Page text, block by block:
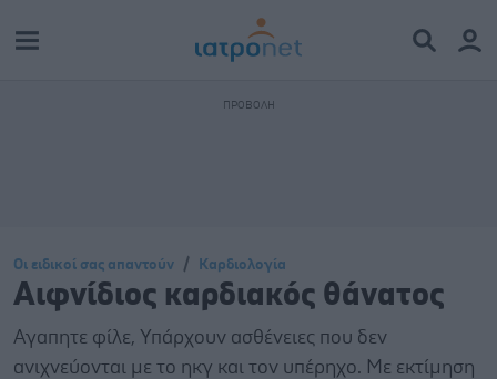
Οι ειδικοί σας απαντούν Καρδιολογία
Αιφνίδιος καρδιακός θάνατος
Αγαπητε φίλε, Υπάρχουν ασθένειες που δεν
ανιχνεύονται με το ηκγ και τον υπέρηχο. Με εκτίμηση